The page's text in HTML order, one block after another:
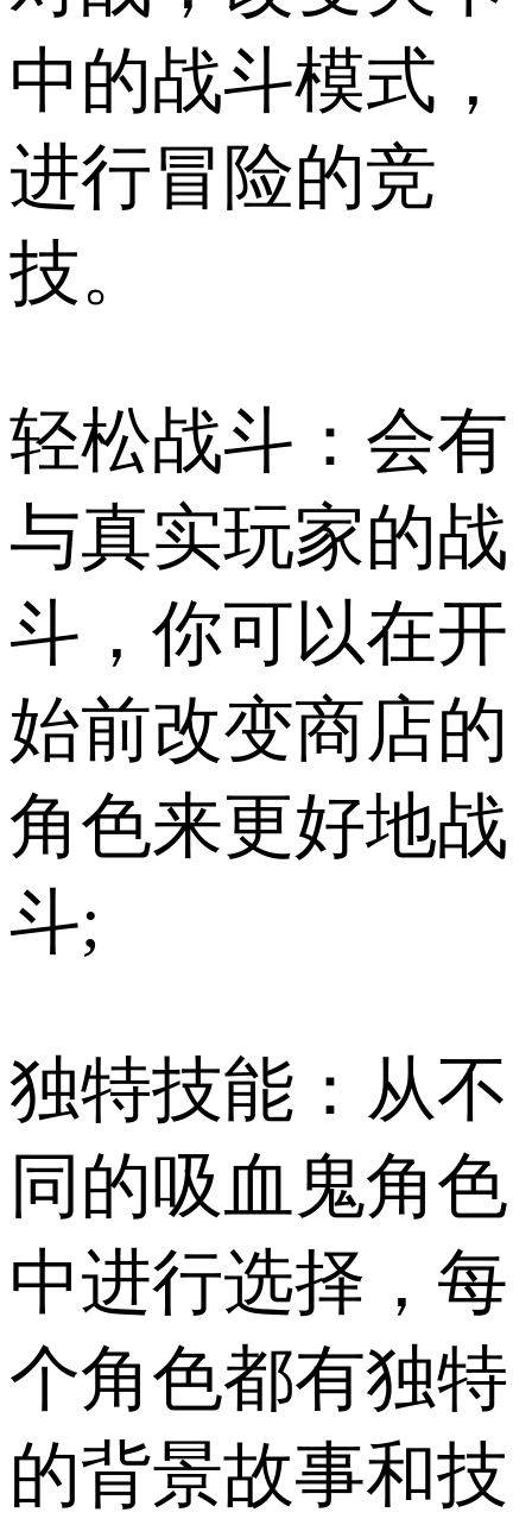
中的战斗模式，
进行冒险的竞
技。
轻松战斗：会有
与真实玩家的战
斗，你可以在开
始前改变商店的
角色来更好地战
斗;
独特技能：从不
同的吸血鬼角色
中进行选择，每
个角色都有独特
的背景故事和技